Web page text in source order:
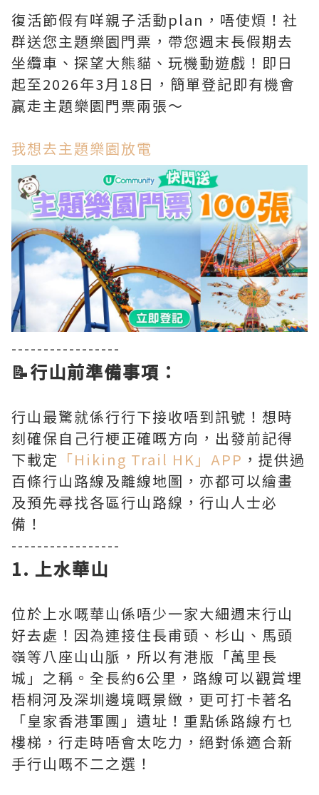
復活節假有咩親子活動plan，唔使煩！社
群送您主題樂園門票，帶您週末長假期去
坐纜車、探望大熊貓、玩機動遊戲！即日
起至2026年3月18日，簡單登記即有機會
贏走主題樂園門票兩張～
我想去主題樂園放電
-----------------
📝行山前準備事項：
行山最驚就係行行下接收唔到訊號！想時
刻確保自己行梗正確嘅方向，出發前記得
下載定 「Hiking Trail HK」APP ，提供過
百條行山路線及離線地圖，亦都可以繪畫
及預先尋找各區行山路線，行山人士必
備！
-----------------
1. 上水華山
位於上水嘅華山係唔少一家大細週末行山
好去處！因為連接住長甫頭、杉山、馬頭
嶺等八座山山脈，所以有港版「萬里長
城」之稱。全長約6公里，路線可以觀賞埋
梧桐河及深圳邊境嘅景緻，更可打卡著名
「皇家香港軍團」遺址！重點係路線冇乜
樓梯，行走時唔會太吃力，絕對係適合新
手行山嘅不二之選！